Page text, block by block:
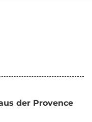
der Provence